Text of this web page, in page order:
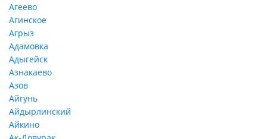
Агеево
Агинское
Агрыз
Адамовка
Адыгейск
Азнакаево
Азов
Айгунь
Айдырлинский
Айкино